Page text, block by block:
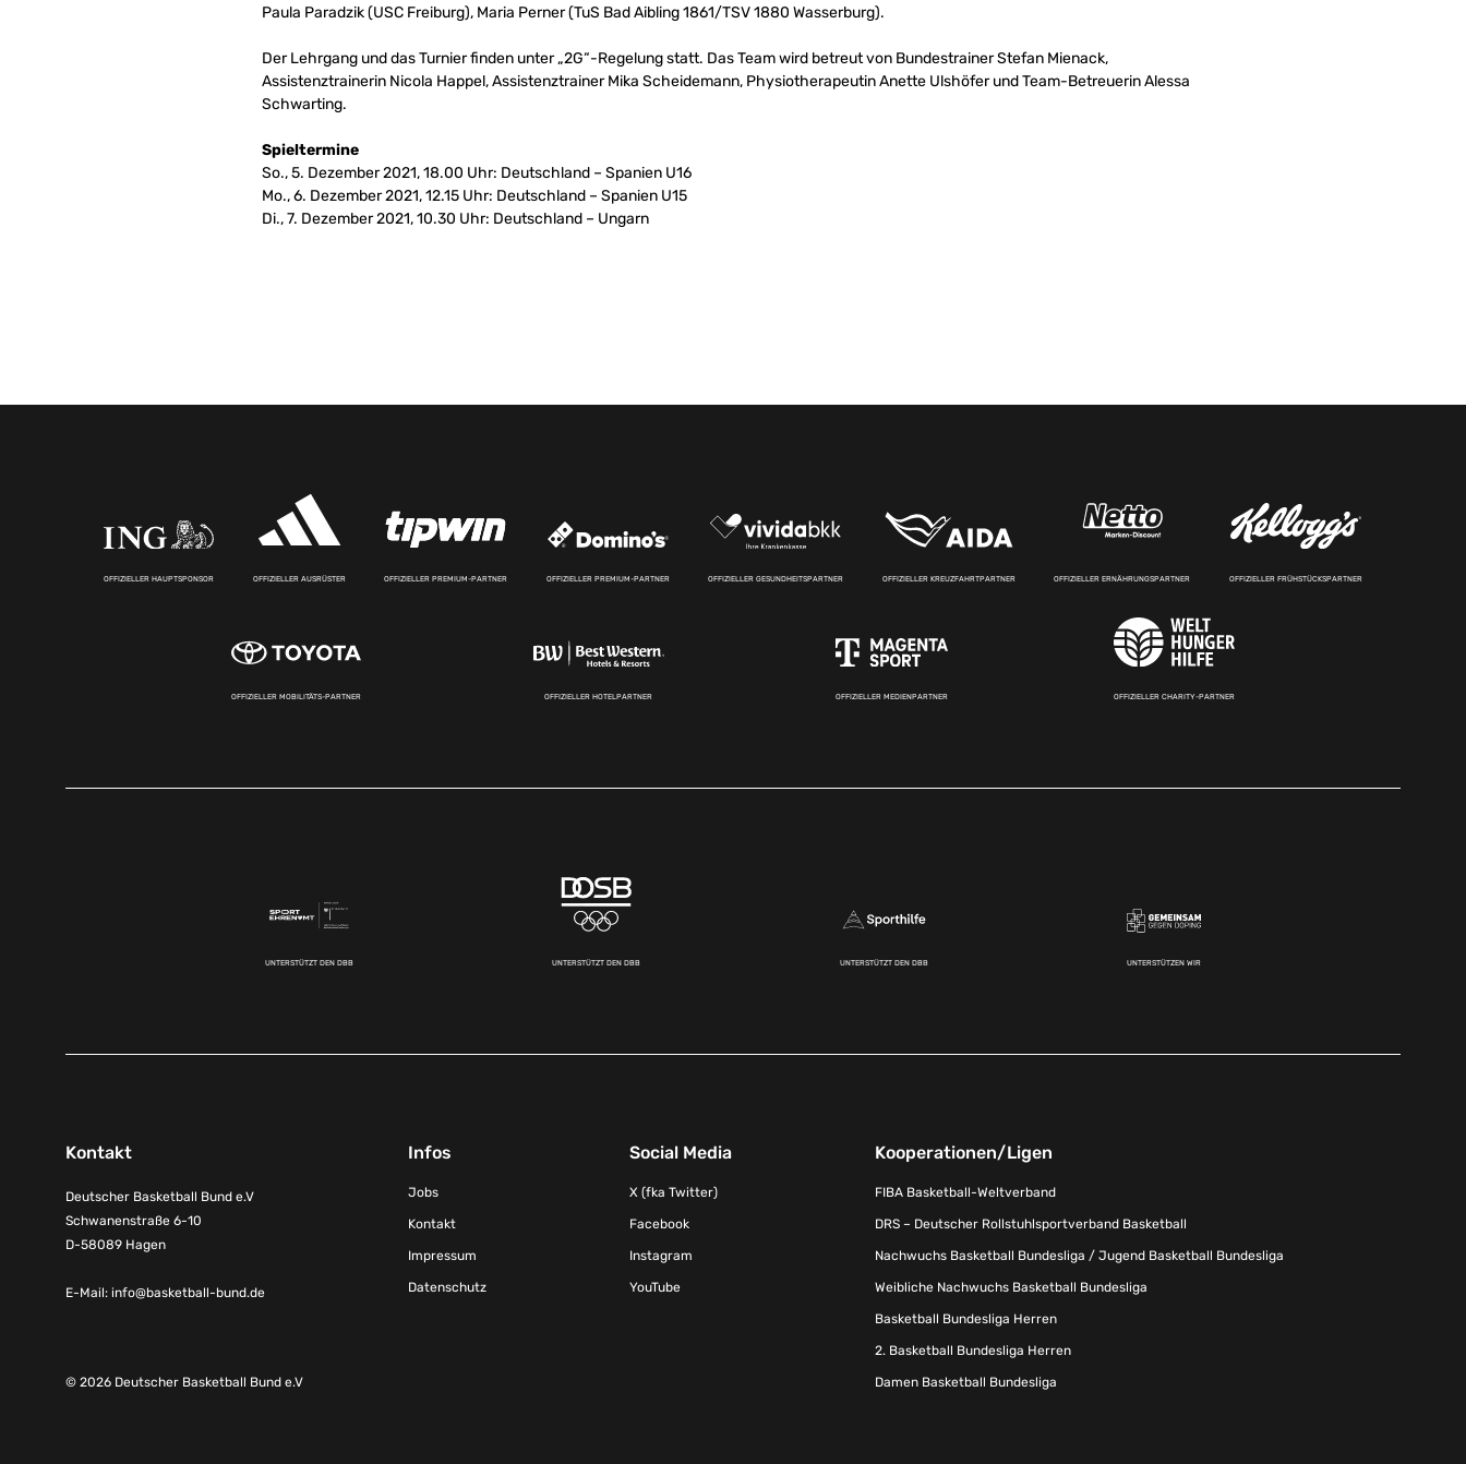
Paula Paradzik (USC Freiburg), Maria Perner (TuS Bad Aibling 1861/TSV 1880 Wasserburg).
Der Lehrgang und das Turnier finden unter „2G“-Regelung statt. Das Team wird betreut von Bundestrainer Stefan Mienack,
Assistenztrainerin Nicola Happel, Assistenztrainer Mika Scheidemann, Physiotherapeutin Anette Ulshöfer und Team-Betreuerin Alessa
Schwarting.
Spieltermine
So., 5. Dezember 2021, 18.00 Uhr: Deutschland – Spanien U16
Mo., 6. Dezember 2021, 12.15 Uhr: Deutschland – Spanien U15
Di., 7. Dezember 2021, 10.30 Uhr: Deutschland – Ungarn
OFFIZIELLER HAUPTSPONSOR OFFIZIELLER AUSRÜSTER OFFIZIELLER PREMIUM-PARTNER OFFIZIELLER PREMIUM-PARTNER OFFIZIELLER GESUNDHEITSPARTNER OFFIZIELLER KREUZFAHRTPARTNER OFFIZIELLER ERNÄHRUNGSPARTNER OFFIZIELLER FRÜHSTÜCKSPARTNER
OFFIZIELLER MOBILITÄTS-PARTNER OFFIZIELLER HOTELPARTNER OFFIZIELLER MEDIENPARTNER OFFIZIELLER CHARITY-PARTNER
UNTERSTÜTZT DEN DBB UNTERSTÜTZT DEN DBB UNTERSTÜTZT DEN DBB UNTERSTÜTZEN WIR
Kontakt
Deutscher Basketball Bund e.V
Schwanenstraße 6-10
D-58089 Hagen
E-Mail: info@basketball-bund.de
Infos
Jobs
Kontakt
Impressum
Datenschutz
Social Media
X (fka Twitter)
Facebook
Instagram
YouTube
Kooperationen/Ligen
FIBA Basketball-Weltverband
DRS – Deutscher Rollstuhlsportverband Basketball
Nachwuchs Basketball Bundesliga / Jugend Basketball Bundesliga
Weibliche Nachwuchs Basketball Bundesliga
Basketball Bundesliga Herren
2. Basketball Bundesliga Herren
Damen Basketball Bundesliga
© 2026 Deutscher Basketball Bund e.V